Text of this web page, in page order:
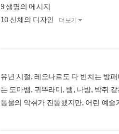
9 생명의 메시지
10 신체의 디자인
더보기
유년 시절, 레오나르도 다 빈치는 방
는 도마뱀, 귀뚜라미, 뱀, 나방, 박쥐
동물의 악취가 진동했지만, 어린 예